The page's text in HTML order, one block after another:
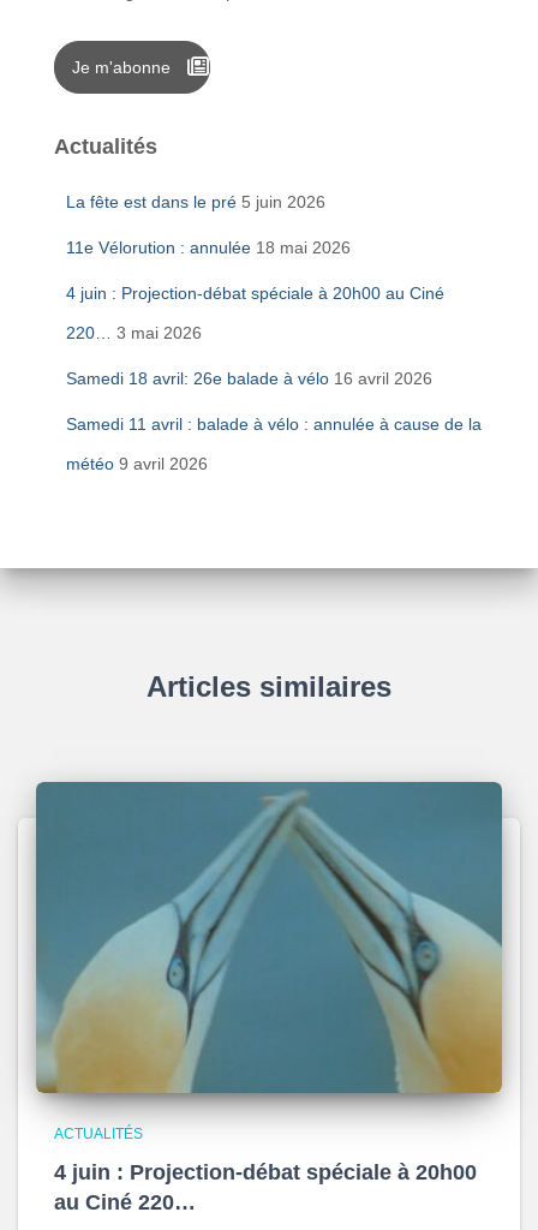
Je m'abonne
Actualités
La fête est dans le pré 5 juin 2026
11e Vélorution : annulée 18 mai 2026
4 juin : Projection-débat spéciale à 20h00 au Ciné
220… 3 mai 2026
Samedi 18 avril: 26e balade à vélo 16 avril 2026
Samedi 11 avril : balade à vélo : annulée à cause de la
météo 9 avril 2026
Articles similaires
ACTUALITÉS
4 juin : Projection-débat spéciale à 20h00
au Ciné 220…